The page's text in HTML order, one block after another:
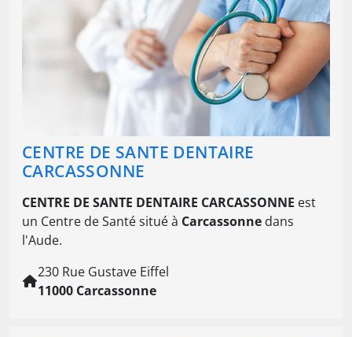
CENTRE DE SANTE DENTAIRE
CARCASSONNE
CENTRE DE SANTE DENTAIRE CARCASSONNE est
un Centre de Santé situé à Carcassonne dans
l'Aude.
230 Rue Gustave Eiffel
11000 Carcassonne